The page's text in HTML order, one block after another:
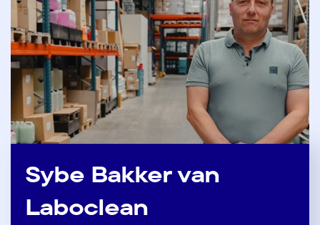
Sybe Bakker van
Laboclean